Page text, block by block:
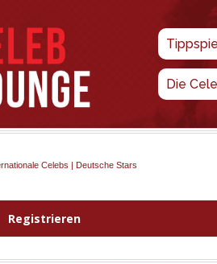
Die
Celebs | Deutsche Stars
Registrieren